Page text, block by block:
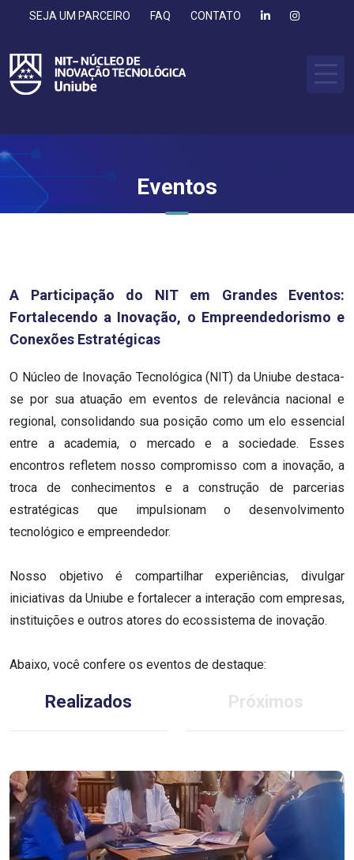
SEJA UM PARCEIRO FAQ CONTATO
Eventos
A Participação do NIT em Grandes Eventos:
Fortalecendo a Inovação, o Empreendedorismo e
Conexões Estratégicas
O Núcleo de Inovação Tecnológica (NIT) da Uniube destaca-
se por sua atuação em eventos de relevância nacional e
regional, consolidando sua posição como um elo essencial
entre a academia, o mercado e a sociedade. Esses
encontros refletem nosso compromisso com a inovação, a
troca de conhecimentos e a construção de parcerias
estratégicas que impulsionam o desenvolvimento
tecnológico e empreendedor.
Nosso objetivo é compartilhar experiências, divulgar
iniciativas da Uniube e fortalecer a interação com empresas,
instituições e outros atores do ecossistema de inovação.
Abaixo, você confere os eventos de destaque:
Realizados Próximos